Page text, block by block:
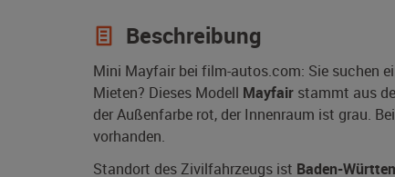
Beschreibung
Mini Mayfair bei film-autos.com: Sie suchen
Mieten? Dieses Modell Mayfair stammt aus
der Außenfarbe rot, der Innenraum ist grau.
vorhanden.
Standort des Zivilfahrzeugs ist Baden-